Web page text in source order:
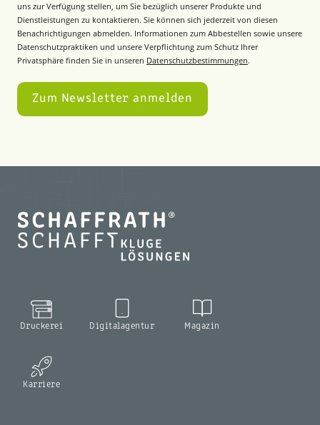
uns zur Verfügung stellen, um Sie bezüglich unserer Produkte und
Dienstleistungen zu kontaktieren. Sie können sich jederzeit von diesen
Benachrichtigungen abmelden. Informationen zum Abbestellen sowie unsere
Datenschutzpraktiken und unsere Verpflichtung zum Schutz Ihrer
Privatsphäre finden Sie in unseren Datenschutzbestimmungen.
Druckerei Digitalagentur Magazin
Karriere